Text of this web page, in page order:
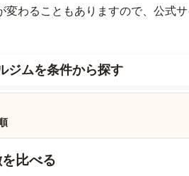
変わることもありますので、公式サ
ジムを条件から探す
比べる